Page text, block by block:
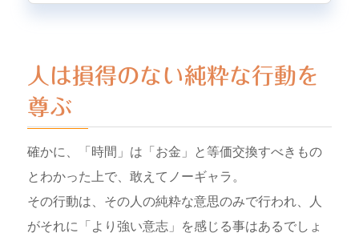
人は損得のない純粋な行動を
尊ぶ
確かに、「時間」は「お金」と等価交換すべきもの
とわかった上で、敢えてノーギャラ。
その行動は、その人の純粋な意思のみで行われ、人
がそれに「より強い意志」を感じる事はあるでしょ